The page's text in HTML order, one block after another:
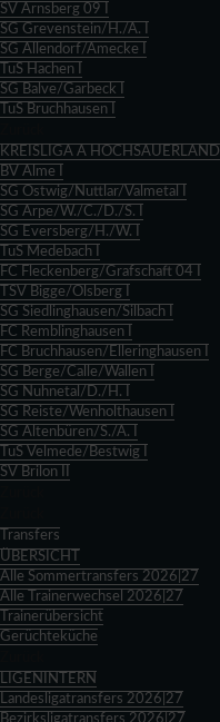
SV Arnsberg 09 I
SG Grevenstein/H./A. I
SG Allendorf/Amecke I
TuS Hachen I
SG Balve/Garbeck I
TuS Bruchhausen I
KREISLIGA A HOCHSAUERLAND
BV Alme I
SG Ostwig/Nuttlar/Valmetal I
SG Arpe/W./C./D./S. I
SG Eversberg/H./W. I
TuS Medebach I
FC Fleckenberg/Grafschaft 04 I
TSV Bigge/Olsberg I
SG Siedlinghausen/Silbach I
FC Remblinghausen I
FC Bruchhausen/Elleringhausen I
SG Berge/Calle/Wallen I
SG Nuhnetal/D./H. I
SG Reiste/Wenholthausen I
SG Altenbüren/S./A. I
TuS Velmede/Bestwig I
SV Brilon II
Transfers
ÜBERSICHT
Alle Sommertransfers 2026|27
Alle Trainerwechsel 2026|27
Trainerübersicht
Gerüchteküche
LIGENINTERN
Landesligatransfers 2026|27